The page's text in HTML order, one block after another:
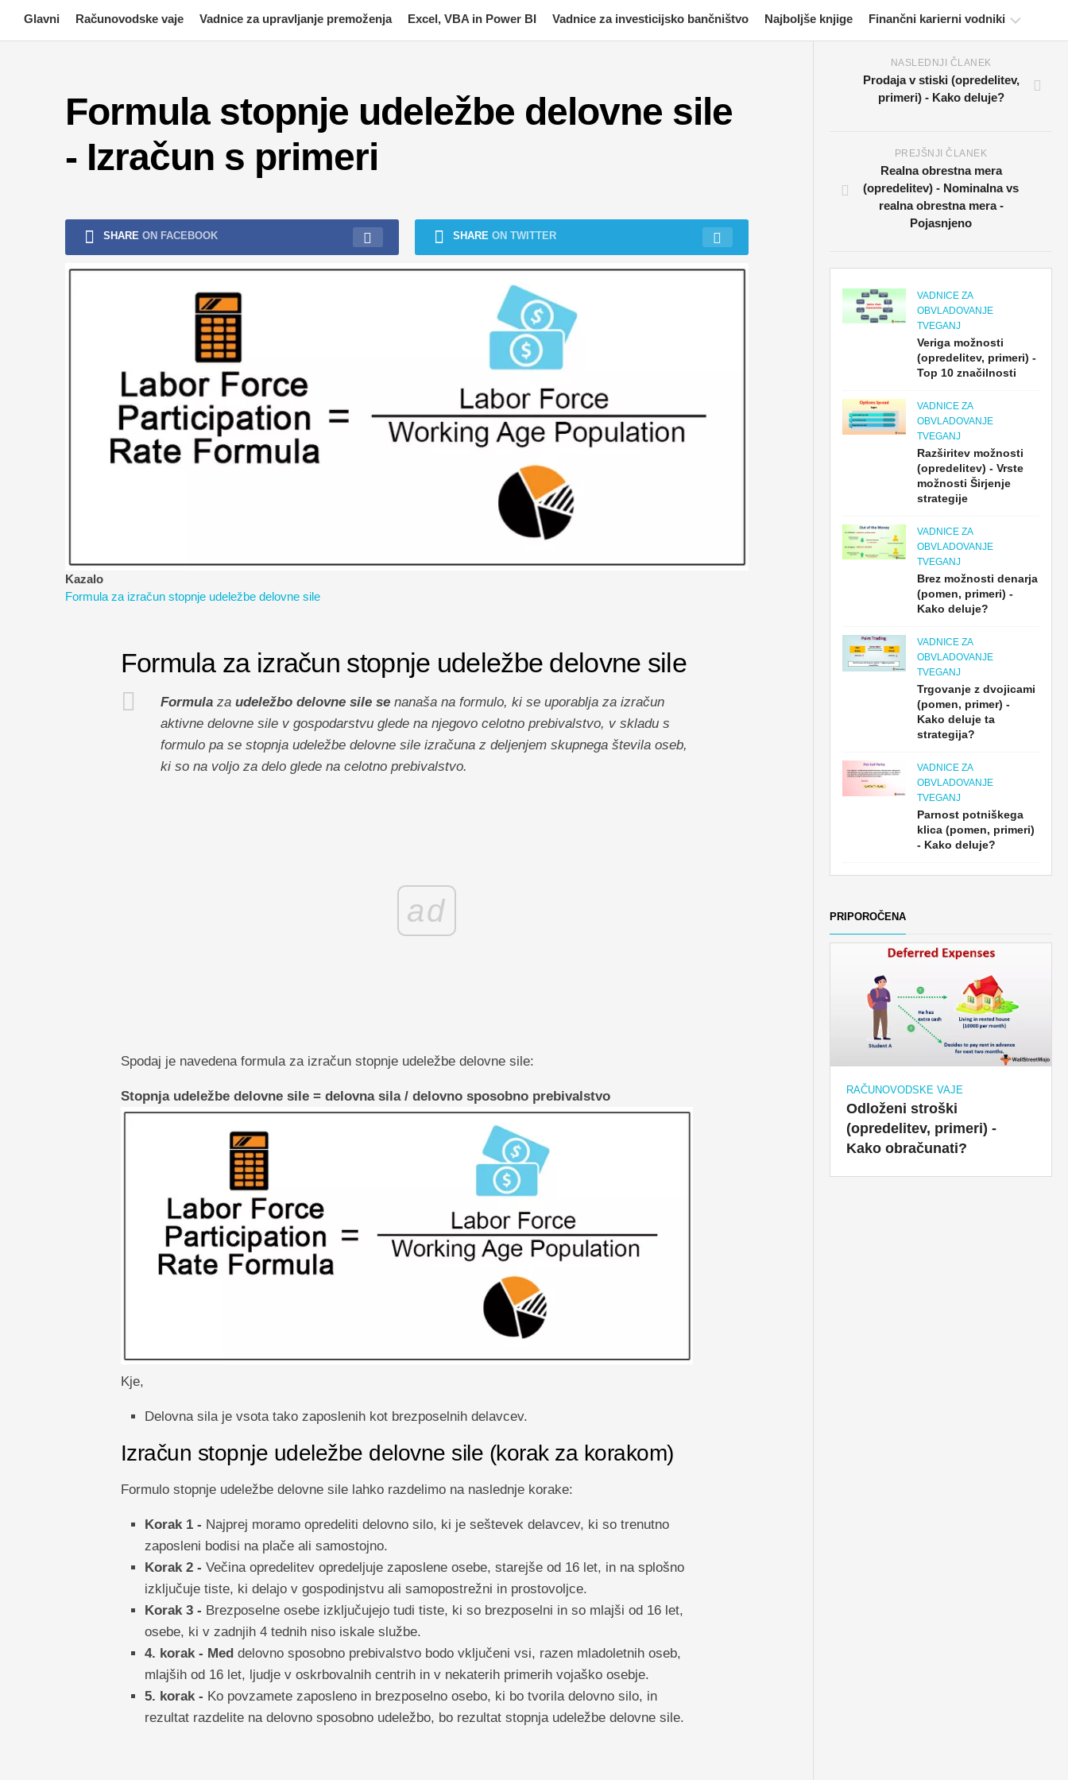
content
Glavni Računovodske vaje Vadnice za upravljanje premoženja Excel, VBA in Power BI Vadnice za investicijsko bančništvo Najboljše knjige Finančni karierni vodniki
Viri
za
potrjevanje
Vadnice
za
finančno
modeliranje
Polna
za
obvladovanje
tveganj
Formula stopnje udeležbe delovne sile
- Izračun s primeri
SHARE ON FACEBOOK SHARE ON TWITTER
Kazalo
Formula za izračun stopnje udeležbe delovne sile
Formula za izračun stopnje udeležbe delovne sile
Formulaza udeležbo delovne sile senanaša na formulo, ki se uporablja za izračun
aktivne delovne sile v gospodarstvu glede na njegovo celotno prebivalstvo, v skladu s
formulo pa se stopnja udeležbe delovne sile izračuna z deljenjem skupnega števila oseb,
ki so na voljo za delo glede na celotno prebivalstvo.
ad
Spodaj je navedena formula za izračun stopnje udeležbe delovne sile:
Stopnja udeležbe delovne sile = delovna sila / delovno sposobno prebivalstvo
Kje,
Delovna sila je vsota tako zaposlenih kot brezposelnih delavcev.
Izračun stopnje udeležbe delovne sile (korak za korakom)
Formulo stopnje udeležbe delovne sile lahko razdelimo na naslednje korake:
Korak 1 - Najprej moramo opredeliti delovno silo, ki je seštevek delavcev, ki so trenutno
zaposleni bodisi na plače ali samostojno.
Korak 2 - Večina opredelitev opredeljuje zaposlene osebe, starejše od 16 let, in na splošno
izključuje tiste, ki delajo v gospodinjstvu ali samopostrežni in prostovoljce.
Korak 3 - Brezposelne osebe izključujejo tudi tiste, ki so brezposelni in so mlajši od 16 let,
osebe, ki v zadnjih 4 tednih niso iskale službe.
4. korak - Meddelovno sposobno prebivalstvo bodo vključeni vsi, razen mladoletnih oseb,
mlajših od 16 let, ljudje v oskrbovalnih centrih in v nekaterih primerih vojaško osebje.
5. korak - Ko povzamete zaposleno in brezposelno osebo, ki bo tvorila delovno silo, in
rezultat razdelite na delovno sposobno udeležbo, bo rezultat stopnja udeležbe delovne sile.
NASLEDNJI ČLANEK
Prodaja v stiski (opredelitev,
primeri) - Kako deluje?
PREJŠNJI ČLANEK
Realna obrestna mera
(opredelitev) - Nominalna vs
realna obrestna mera -
Pojasnjeno
VADNICE ZA
OBVLADOVANJE
TVEGANJ
Veriga možnosti
(opredelitev, primeri) -
Top 10 značilnosti
VADNICE ZA
OBVLADOVANJE
TVEGANJ
Razširitev možnosti
(opredelitev) - Vrste
možnosti Širjenje
strategije
VADNICE ZA
OBVLADOVANJE
TVEGANJ
Brez možnosti denarja
(pomen, primeri) -
Kako deluje?
VADNICE ZA
OBVLADOVANJE
TVEGANJ
Trgovanje z dvojicami
(pomen, primer) -
Kako deluje ta
strategija?
VADNICE ZA
OBVLADOVANJE
TVEGANJ
Parnost potniškega
klica (pomen, primeri)
- Kako deluje?
PRIPOROČENA
RAČUNOVODSKE VAJE
Odloženi stroški
(opredelitev, primeri) -
Kako obračunati?